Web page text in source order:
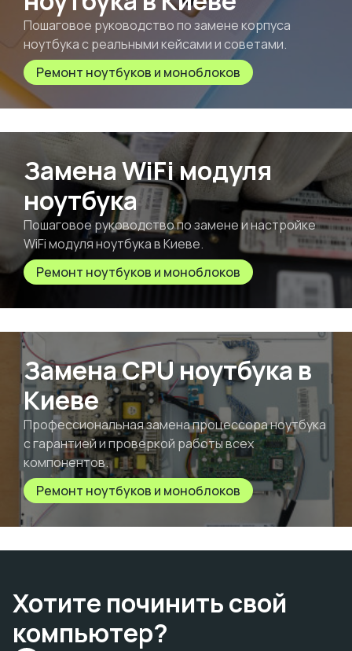
Пошаговое руководство по замене корпуса
ноутбука с реальными кейсами и советами.
Ремонт ноутбуков и моноблоков
Замена WiFi модуля
ноутбука
Пошаговое руководство по замене и настройке
WiFi модуля ноутбука в Киеве.
Ремонт ноутбуков и моноблоков
Замена CPU ноутбука в
Киеве
Профессиональная замена процессора ноутбука
с гарантией и проверкой работы всех
компонентов.
Ремонт ноутбуков и моноблоков
Хотите починить свой
компьютер?